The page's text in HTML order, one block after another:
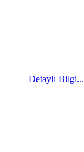
Detaylı Bilgi...